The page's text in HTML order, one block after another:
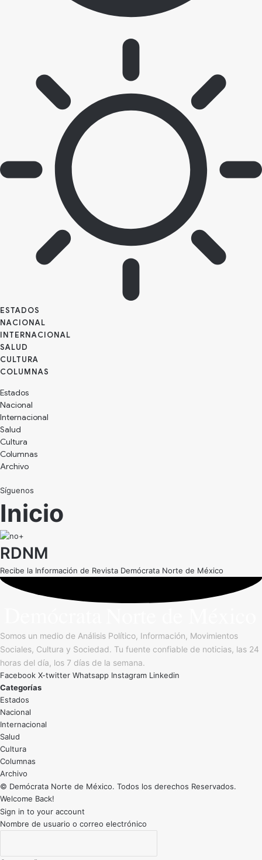
ESTADOS
NACIONAL
INTERNACIONAL
SALUD
CULTURA
Estados
Nacional
Internacional
Salud
Cultura
Archivo
Síguenos
Inicio
RDNM
Recibe la Información de Revista Demócrata Norte de México
Somos un medio de Análisis Político, Información, Movimientos
Sociales, Cultura y Sociedad. Tu fuente confiable de noticias, las 24
horas del día, los 7 días de la semana.
Facebook X-twitter Whatsapp Instagram Linkedin
Categorías
Estados
Nacional
Internacional
Salud
Cultura
Archivo
© Demócrata Norte de México. Todos los derechos Reservados.
Welcome Back!
Sign in to your account
Nombre de usuario o correo electrónico